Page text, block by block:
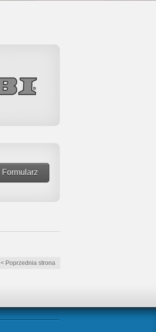
Formularz
< Poprzednia strona